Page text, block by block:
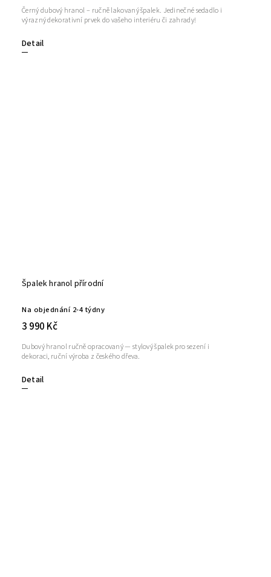
Detail
Černý dubový hranol – ručně lakovaný špalek. Jedinečné sedadlo i
výrazný dekorativní prvek do vašeho interiéru či zahrady!
Špalek hranol přírodní
Na objednání 2-4 týdny
3 990 Kč
Detail
Dubový hranol ručně opracovaný — stylový špalek pro sezení i
dekoraci, ruční výroba z českého dřeva.